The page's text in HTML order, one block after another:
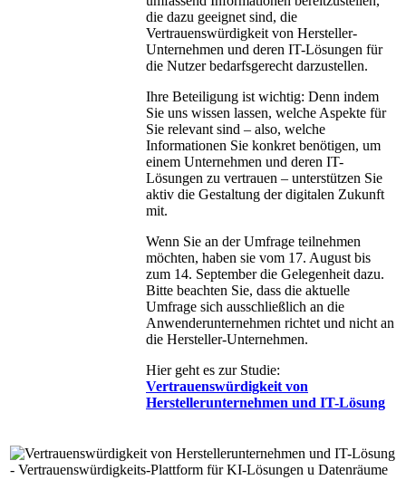
die dazu geeignet sind, die
Vertrauenswürdigkeit von Hersteller-
Unternehmen und deren IT-Lösungen für
die Nutzer bedarfsgerecht darzustellen.
Ihre Beteiligung ist wichtig: Denn indem
Sie uns wissen lassen, welche Aspekte für
Sie relevant sind – also, welche
Informationen Sie konkret benötigen, um
einem Unternehmen und deren IT-
Lösungen zu vertrauen – unterstützen Sie
aktiv die Gestaltung der digitalen Zukunft
mit.
Wenn Sie an der Umfrage teilnehmen
möchten, haben sie vom 17. August bis
zum 14. September die Gelegenheit dazu.
Bitte beachten Sie, dass die aktuelle
Umfrage sich ausschließlich an die
Anwenderunternehmen richtet und nicht an
die Hersteller-Unternehmen.
Hier geht es zur Studie:
Vertrauenswürdigkeit von
Herstellerunternehmen und IT-Lösung